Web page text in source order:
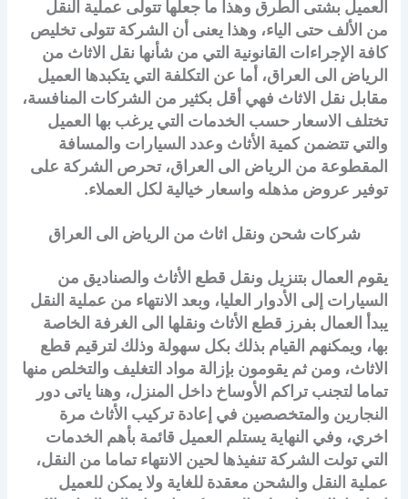
العميل بشتى الطرق وهذا ما جعلها تتولى عملية النقل
من الألف حتى الياء، وهذا يعنى أن الشركة تتولى تخليص
كافة الإجراءات القانونية التي من شأنها نقل الاثاث من
الرياض الى العراق، أما عن التكلفة التي يتكبدها العميل
مقابل نقل الاثاث فهي أقل بكثير من الشركات المنافسة،
تختلف الاسعار حسب الخدمات التي يرغب بها العميل
والتي تتضمن كمية الأثاث وعدد السيارات والمسافة
المقطوعة من الرياض الى العراق، تحرص الشركة على
توفير عروض مذهله واسعار خيالية لكل العملاء.
شركات شحن ونقل اثاث من الرياض الى العراق
يقوم العمال بتنزيل ونقل قطع الأثاث والصناديق من
السيارات إلى الأدوار العليا، وبعد الانتهاء من عملية النقل
يبدأ العمال بفرز قطع الأثاث ونقلها الى الغرفة الخاصة
بها، ويمكنهم القيام بذلك بكل سهولة وذلك لترقيم قطع
الاثاث، ومن ثم يقومون بإزالة مواد التغليف والتخلص منها
تماما لتجنب تراكم الأوساخ داخل المنزل، وهنا ياتى دور
النجارين والمتخصصين في إعادة تركيب الأثاث مرة
اخري، وفي النهاية يستلم العميل قائمة بأهم الخدمات
التي تولت الشركة تنفيذها لحين الانتهاء تماما من النقل،
عملية النقل والشحن معقدة للغاية ولا يمكن للعميل